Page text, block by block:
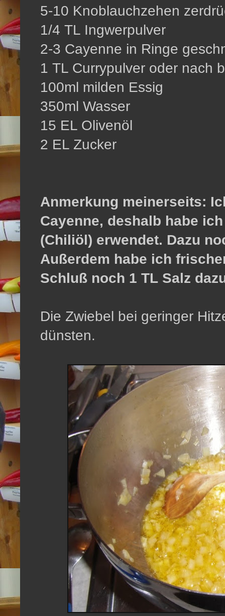
5-10 Knoblauchzehen
1/4 TL Ingwerpulver
2-3 Cayenne in Ringe
1 TL Currypulver oder nach
100ml milden Essig
350ml Wasser
15 EL Olivenöl
2 EL Zucker
Anmerkung meinerseits:
Cayenne, deshalb habe
(Chiliöl) erwendet. Dazu
Außerdem habe ich
Schluß noch 1 TL Salz
Die Zwiebel bei geringer
dünsten.